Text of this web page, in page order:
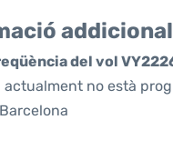
addicional
del vol
actualment no està